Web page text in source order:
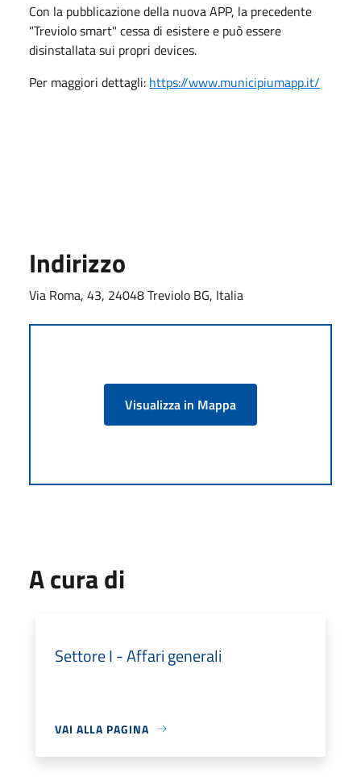
Con la pubblicazione della nuova APP, la precedente
"Treviolo smart" cessa di esistere e può essere
disinstallata sui propri devices.
Per maggiori dettagli: https://www.municipiumapp.it/
Indirizzo
Via Roma, 43, 24048 Treviolo BG, Italia
Visualizza in Mappa
A cura di
Settore I - Affari generali
VAI ALLA PAGINA